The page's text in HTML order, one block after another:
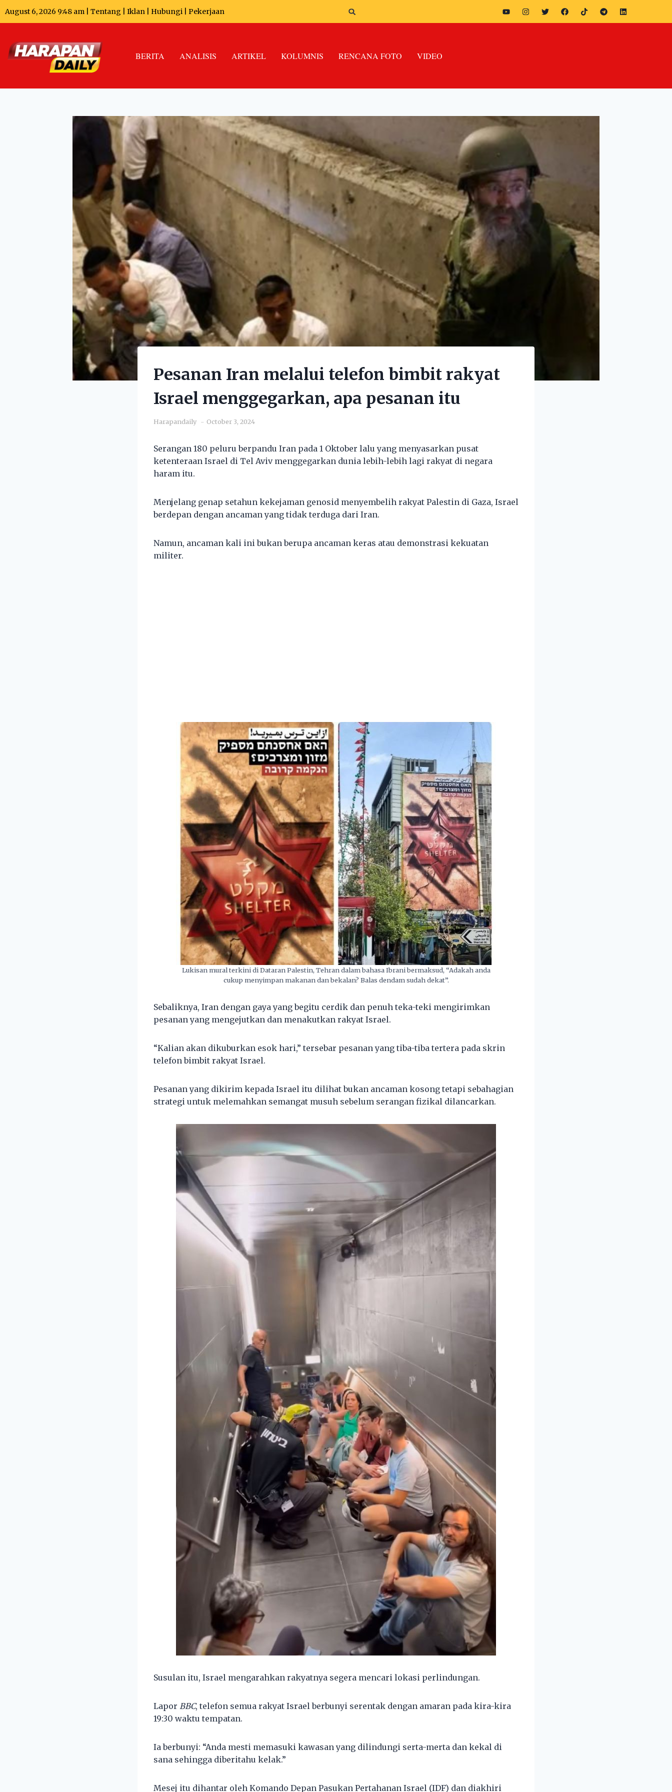
August 6, 2026 9:48 am | Tentang Iklan Hubungi Pekerjaan
BERITA ANALISIS ARTIKEL KOLUMNIS RENCANA FOTO VIDEO
Pesanan Iran melalui telefon bimbit rakyat
Israel menggegarkan, apa pesanan itu
Harapandaily October 3, 2024
Serangan 180 peluru berpandu Iran pada 1 Oktober lalu yang menyasarkan pusat
ketenteraan Israel di Tel Aviv menggegarkan dunia lebih-lebih lagi rakyat di negara
haram itu.
Menjelang genap setahun kekejaman genosid menyembelih rakyat Palestin di Gaza, Israel
berdepan dengan ancaman yang tidak terduga dari Iran.
Namun, ancaman kali ini bukan berupa ancaman keras atau demonstrasi kekuatan
militer.
Lukisan mural terkini di Dataran Palestin, Tehran dalam bahasa Ibrani bermaksud, “Adakah anda
cukup menyimpan makanan dan bekalan? Balas dendam sudah dekat”.
Sebaliknya, Iran dengan gaya yang begitu cerdik dan penuh teka-teki mengirimkan
pesanan yang mengejutkan dan menakutkan rakyat Israel.
“Kalian akan dikuburkan esok hari,” tersebar pesanan yang tiba-tiba tertera pada skrin
telefon bimbit rakyat Israel.
Pesanan yang dikirim kepada Israel itu dilihat bukan ancaman kosong tetapi sebahagian
strategi untuk melemahkan semangat musuh sebelum serangan fizikal dilancarkan.
Susulan itu, Israel mengarahkan rakyatnya segera mencari lokasi perlindungan.
Lapor BBC, telefon semua rakyat Israel berbunyi serentak dengan amaran pada kira-kira
19:30 waktu tempatan.
Ia berbunyi: “Anda mesti memasuki kawasan yang dilindungi serta-merta dan kekal di
sana sehingga diberitahu kelak.”
Mesej itu dihantar oleh Komando Depan Pasukan Pertahanan Israel (IDF) dan diakhiri